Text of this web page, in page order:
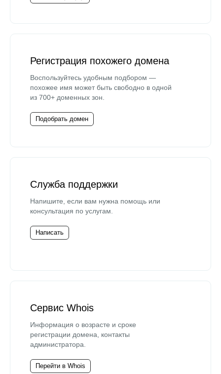
Регистрация похожего домена
Воспользуйтесь удобным подбором —
похожее имя может быть свободно в одной
из 700+ доменных зон.
Подобрать домен
Служба поддержки
Напишите, если вам нужна помощь или
консультация по услугам.
Написать
Сервис Whois
Информация о возрасте и сроке
регистрации домена, контакты
администратора.
Перейти в Whois